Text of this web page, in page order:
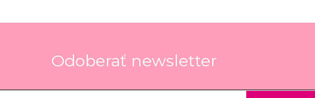
Odoberať newsletter